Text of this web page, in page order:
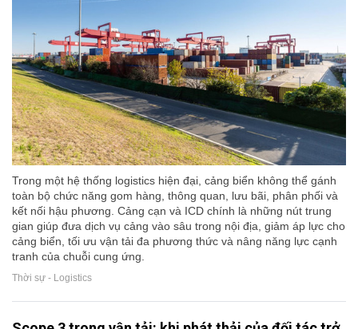
Trong một hệ thống logistics hiện đại, cảng biển không thể gánh
toàn bộ chức năng gom hàng, thông quan, lưu bãi, phân phối và
kết nối hậu phương. Cảng cạn và ICD chính là những nút trung
gian giúp đưa dịch vụ cảng vào sâu trong nội địa, giảm áp lực cho
cảng biển, tối ưu vận tải đa phương thức và nâng năng lực cạnh
tranh của chuỗi cung ứng.
Thời sự - Logistics